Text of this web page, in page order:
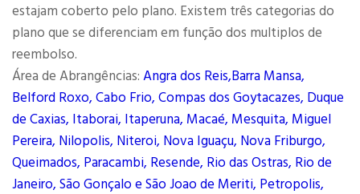
estajam coberto pelo plano. Existem três categorias do
plano que se diferenciam em função dos multiplos de
reembolso.
Área de Abrangências: Angra dos Reis,Barra Mansa,
Belford Roxo, Cabo Frio, Compas dos Goytacazes, Duque
de Caxias, Itaborai, Itaperuna, Macaé, Mesquita, Miguel
Pereira, Nilopolis, Niteroi, Nova Iguaçu, Nova Friburgo,
Queimados, Paracambi, Resende, Rio das Ostras, Rio de
Janeiro, São Gonçalo e São Joao de Meriti, Petropolis,